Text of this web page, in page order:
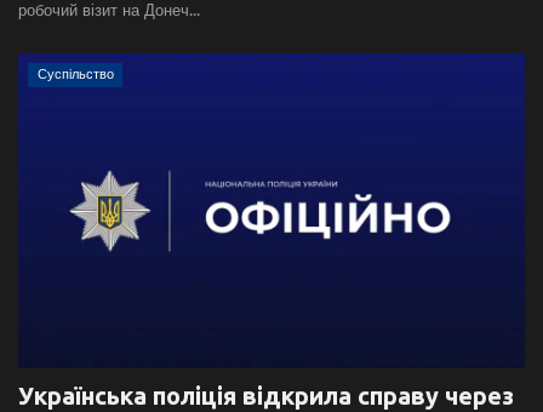
робочий візит на Донеч...
Суспільство
Українська поліція відкрила справу через